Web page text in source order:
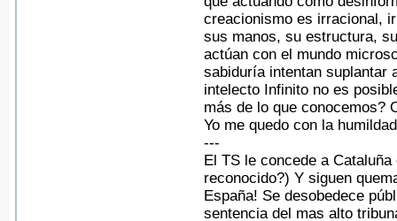
creacionismo es irracional,
sus manos, su estructura,
actúan con el mundo
sabiduría intentan suplantar
intelecto Infinito no es
más de lo que conocemos?
Yo me quedo con la
---
El TS le concede a
reconocido?) Y siguen
España! Se desobedece
sentencia del mas alto